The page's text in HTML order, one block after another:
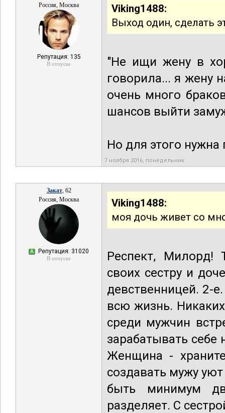
Россия, Москва
Репутация: 135
В отпуске
Viking1488:
Выход один, сделать
"Не ищи жену в
говорила... я жену
очень много
шансов выйти
Но для этого нужна
7 ноября 2016, понедельник
Закат, 62
Россия, Москва
А Репутация: 31020
В отпуске
Viking1488:
моя дочь живет со
Респект, Милорд!
своих сестру и
девственницей. 2-
всю жизнь.
среди мужчин
зарабатывать себе
Женщина -
создавать мужу
быть минимум
разделяет. С